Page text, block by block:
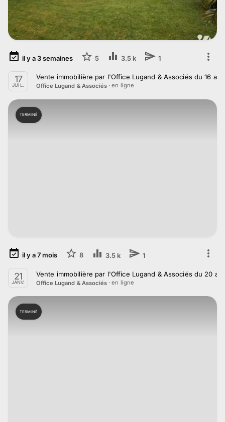
il y a3semaines 5 3.5 k 1
17
JUIL.
Vente immobilière par l'Office Lugand & Associés du 16 au
Office Lugand & Associés· en ligne
TERMINÉ
il y a7mois 8 3.5 k 1
21
JANV.
Vente immobilière par l'Office Lugand & Associés du 20 au
Office Lugand & Associés· en ligne
TERMINÉ